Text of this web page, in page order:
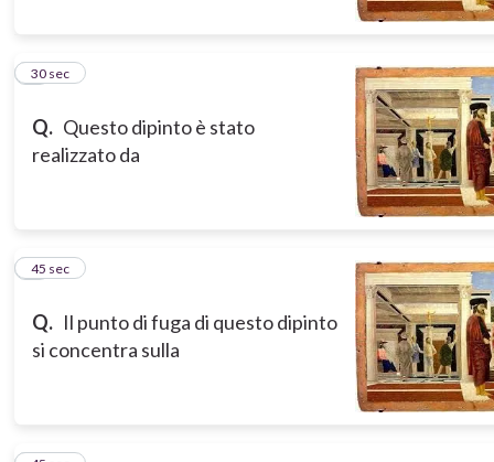
Q. Questo dipinto è stato
realizzato da
8
30 sec
Q. Il punto di fuga di questo dipinto
si concentra sulla
9
45 sec